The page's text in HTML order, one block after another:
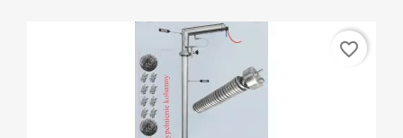
favorite_border